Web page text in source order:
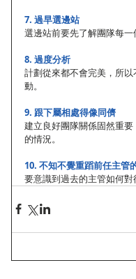
7. 過早選邊站
選邊站前要先了解團隊每一
8. 過度分析
計劃從來都不會完美，所
動。
9. 跟下屬相處得像同儕
建立良好團隊關係固然重
的情況。
10. 不知不覺重蹈前任主管
要意識到過去的主管如何對